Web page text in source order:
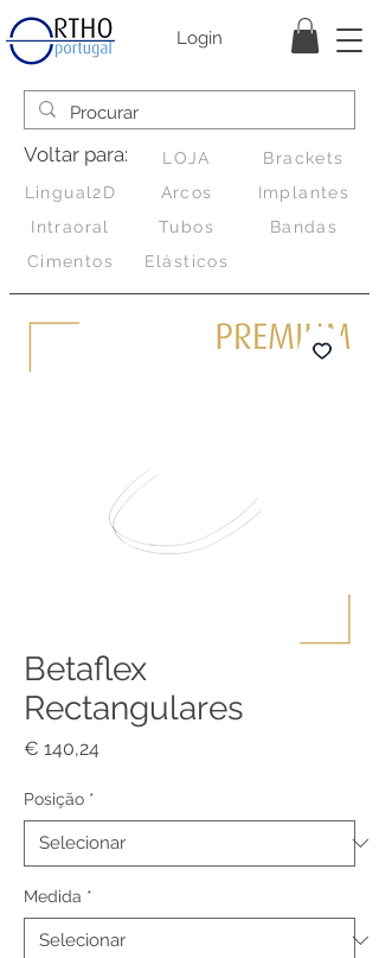
Login
Voltar para: LOJA
Brackets
Lingual2D
Intraoral
Cimentos
Arcos
Tubos
Elásticos
Implantes
Bandas
Betaflex
Rectangulares
€ 140,24Preço
Posição *
Medida *